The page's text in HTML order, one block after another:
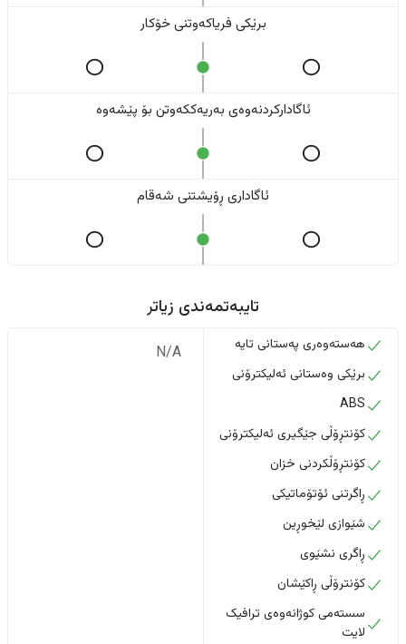
برێکی فریاکەوتنی خۆکار
ئاگادارکردنەوەی بەریەککەوتن بۆ پێشەوە
ئاگاداری ڕۆیشتنی شەقام
تایبەتمەندی زیاتر
هەستەوەری پەستانی تایە
برێکی وەستانی ئەلیکترۆنی
ABS
کۆنتڕۆڵی جێگیری ئەلیکترۆنی
کۆنتڕۆڵکردنی خزان
ڕاگرتنی ئۆتۆماتیکی
شێوازی لێخوڕین
ڕاگری نشێوی
کۆنترۆڵی ڕاکێشان
سستەمی کوژانەوەی ترافیک
لایت
N/A